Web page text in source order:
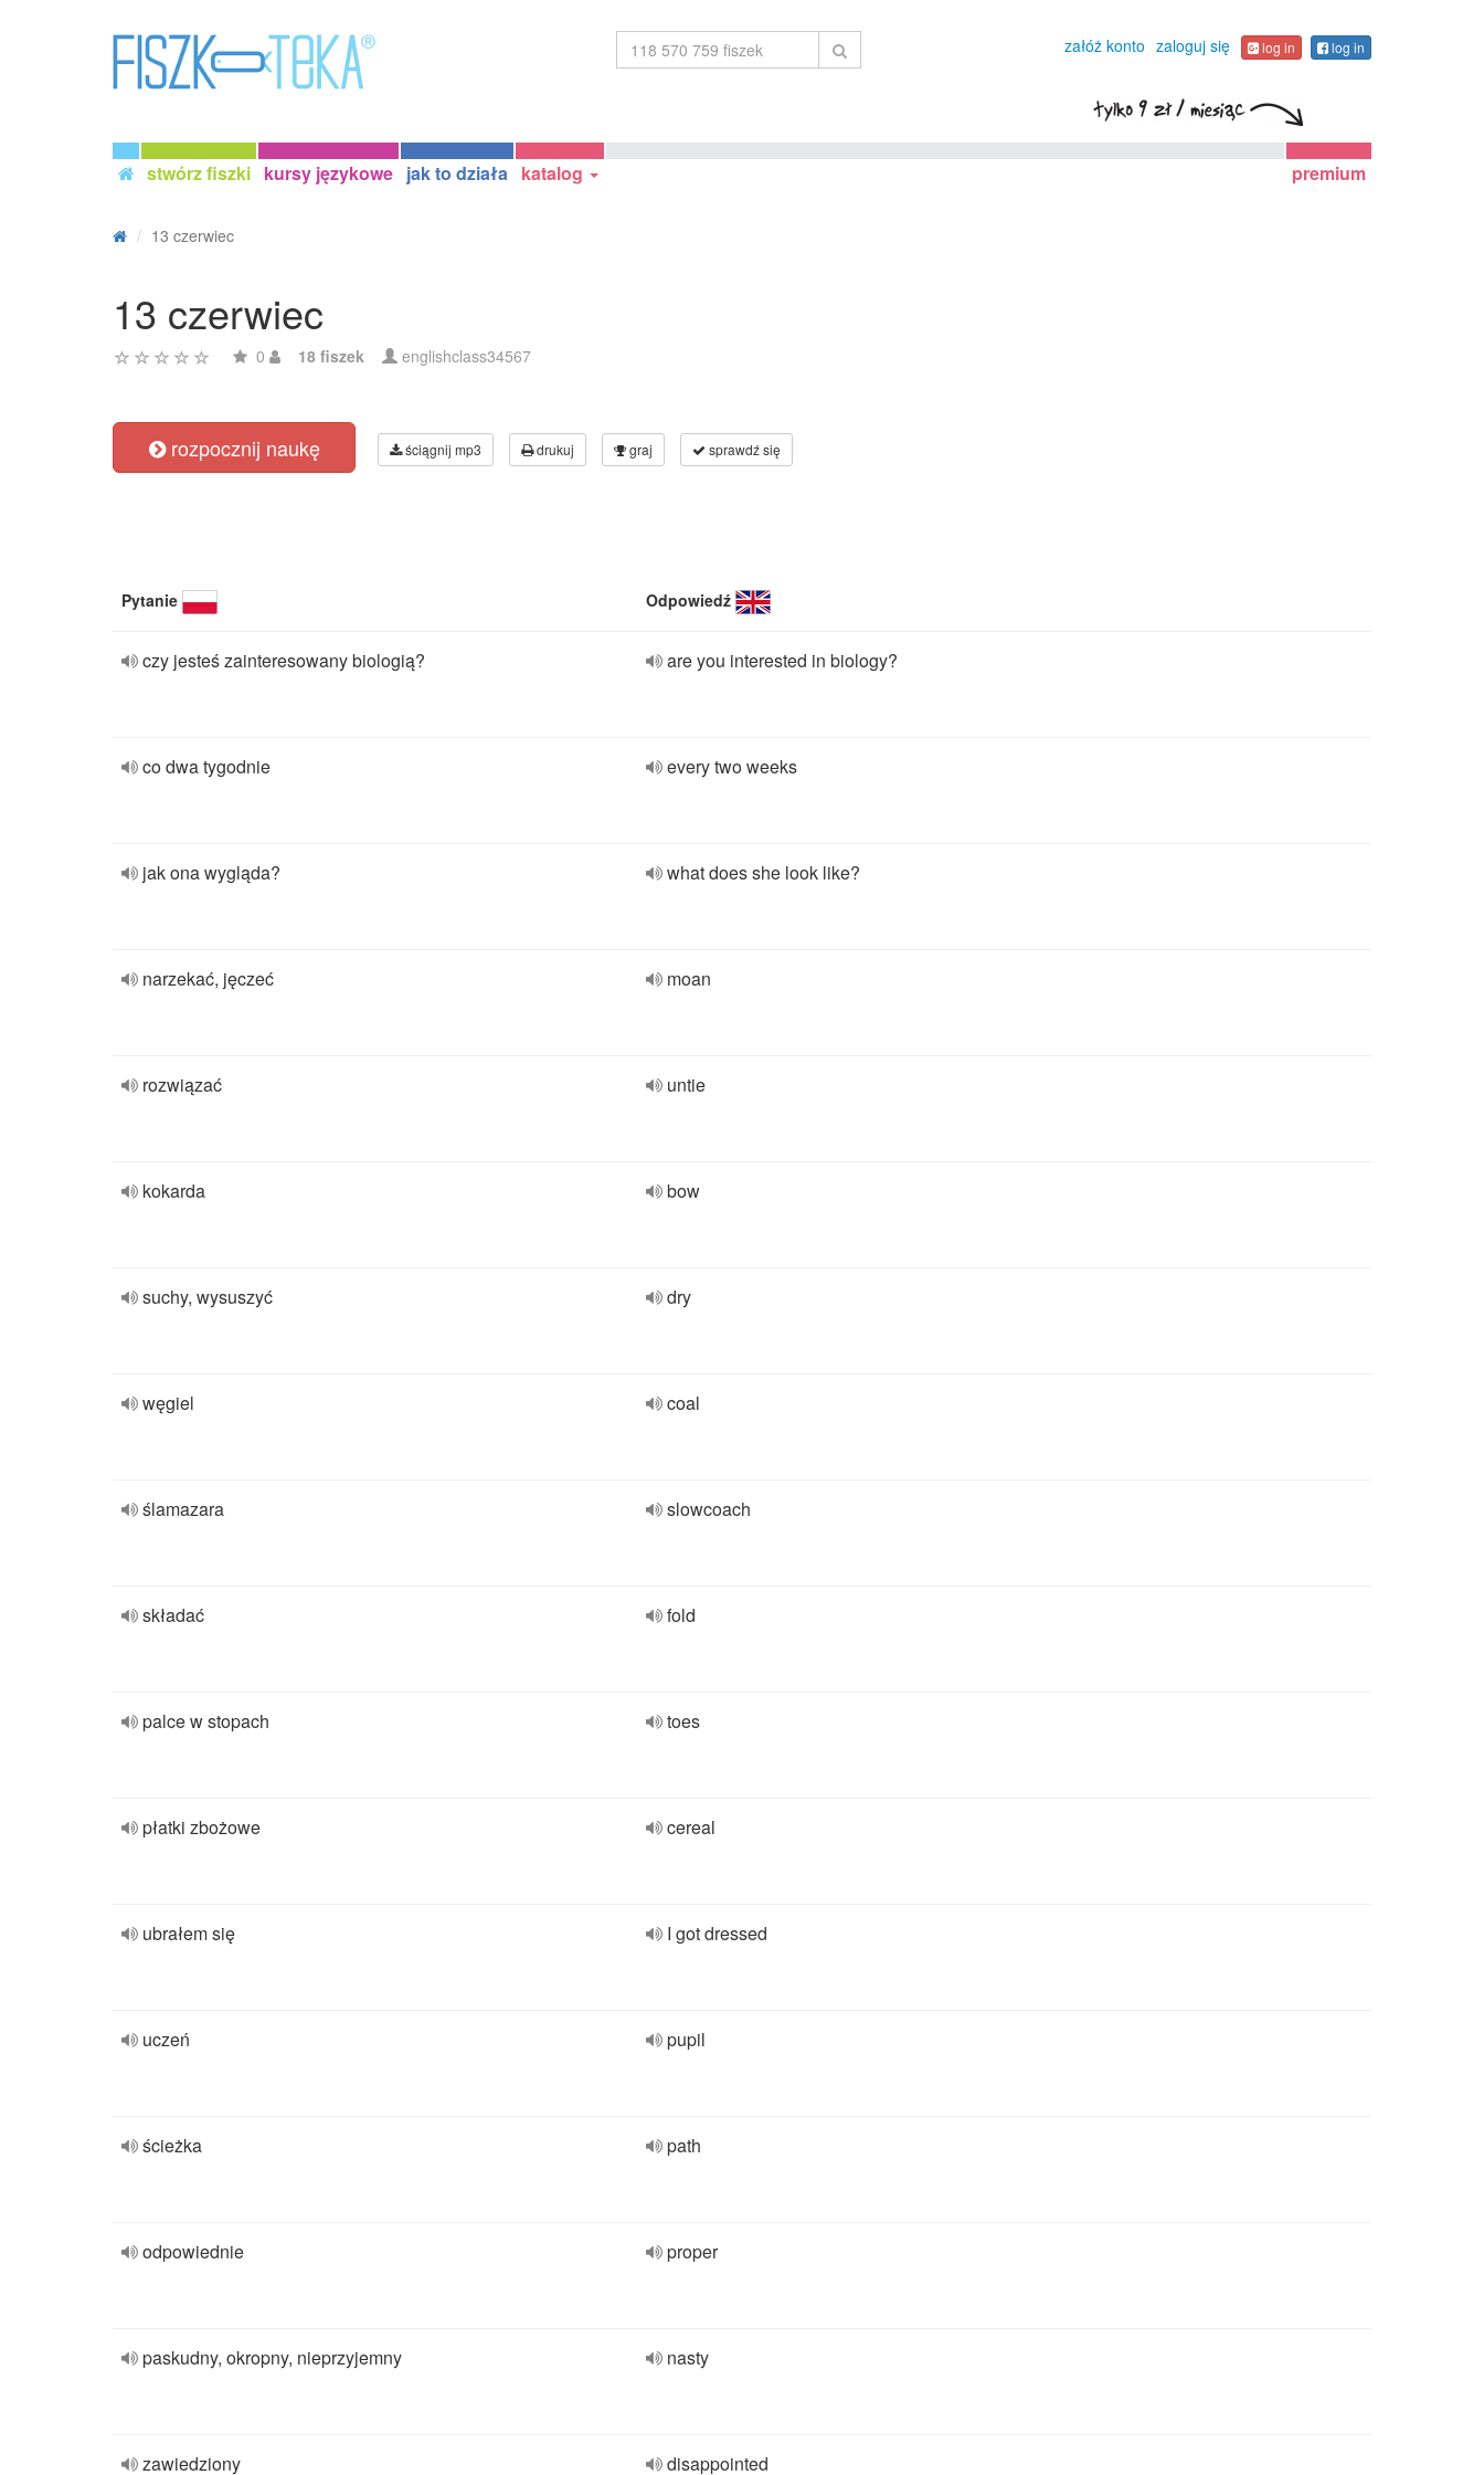
załóż konto zaloguj się log in log in
stwórz fiszki kursy językowe jak to działa katalog premium
13 czerwiec
13 czerwiec
0 18 fiszek englishclass34567
rozpocznij naukę ściągnij mp3 drukuj graj sprawdź się
Pytanie Odpowiedź
czy jesteś zainteresowany biologią? are you interested in biology?
co dwa tygodnie every two weeks
jak ona wygląda? what does she look like?
narzekać, jęczeć moan
rozwiązać untie
kokarda bow
suchy, wysuszyć dry
węgiel coal
ślamazara slowcoach
składać fold
palce w stopach toes
płatki zbożowe cereal
ubrałem się I got dressed
uczeń pupil
ścieżka path
odpowiednie proper
paskudny, okropny, nieprzyjemny nasty
zawiedziony disappointed